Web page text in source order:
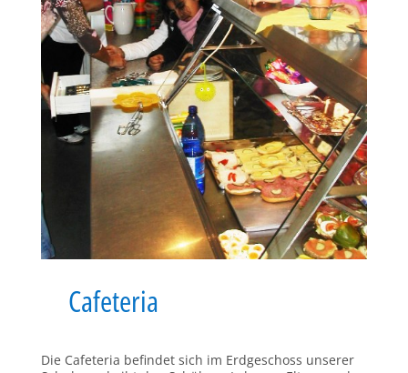
Cafeteria
Die Cafeteria befindet sich im Erdgeschoss unserer